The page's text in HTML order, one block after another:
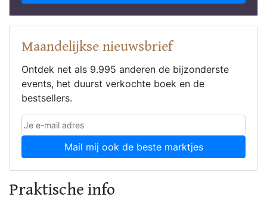
Maandelijkse nieuwsbrief
Ontdek net als 9.995 anderen de bijzonderste
events, het duurst verkochte boek en de
bestsellers.
Mail mij ook de beste marktjes
Praktische info